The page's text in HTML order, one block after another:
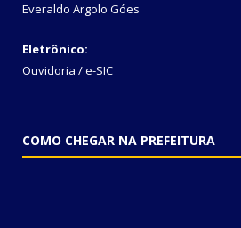
Everaldo Argolo Góes
Eletrônico:
Ouvidoria /e-SIC
COMO CHEGAR NA PREFEITURA